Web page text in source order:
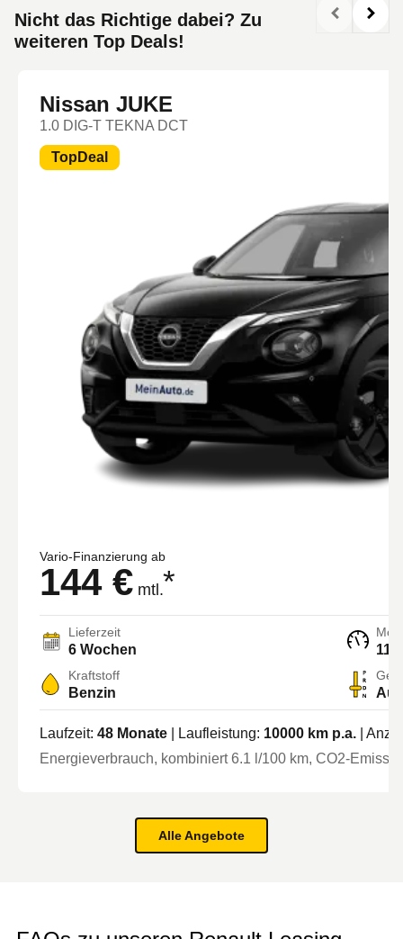
Nicht das Richtige dabei? Zu
weiteren Top Deals!
Nissan JUKE
1.0 DIG-T TEKNA DCT
TopDeal
Vario-Finanzierung ab
144 € mtl.*
Lieferzeit
6 Wochen 114
Kraftstoff
Benzin
Laufzeit: 48 Monate | Laufleistung: 10000 km p.a.
|
Energieverbrauch, kombiniert6.1 l/100 km, CO2-
Alle Angebote